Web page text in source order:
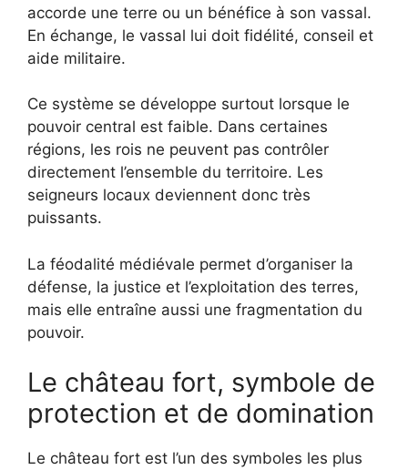
accorde une terre ou un bénéfice à son vassal.
En échange, le vassal lui doit fidélité, conseil et
aide militaire.
Ce système se développe surtout lorsque le
pouvoir central est faible. Dans certaines
régions, les rois ne peuvent pas contrôler
directement l’ensemble du territoire. Les
seigneurs locaux deviennent donc très
puissants.
La féodalité médiévale permet d’organiser la
défense, la justice et l’exploitation des terres,
mais elle entraîne aussi une fragmentation du
pouvoir.
Le château fort, symbole de
protection et de domination
Le château fort est l’un des symboles les plus